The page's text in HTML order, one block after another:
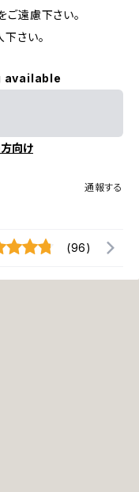
ご遠慮下さい。
さい。
available
向け
通報する
(96)